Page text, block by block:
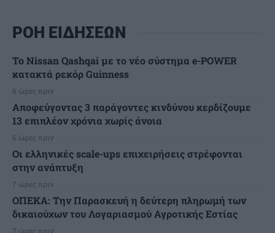
ΡΟΗ ΕΙΔΗΣΕΩΝ
Το Nissan Qashqai με το νέο σύστημα e-POWER
κατακτά ρεκόρ Guinness
6 ώρες πριν
Αποφεύγοντας 3 παράγοντες κινδύνου κερδίζουμε
13 επιπλέον χρόνια χωρίς άνοια
6 ώρες πριν
Οι ελληνικές scale-ups επιχειρήσεις στρέφονται
στην ανάπτυξη
7 ώρες πριν
ΟΠΕΚΑ: Την Παρασκευή η δεύτερη πληρωμή των
δικαιούχων του Λογαριασμού Αγροτικής Εστίας
7 ώρες πριν